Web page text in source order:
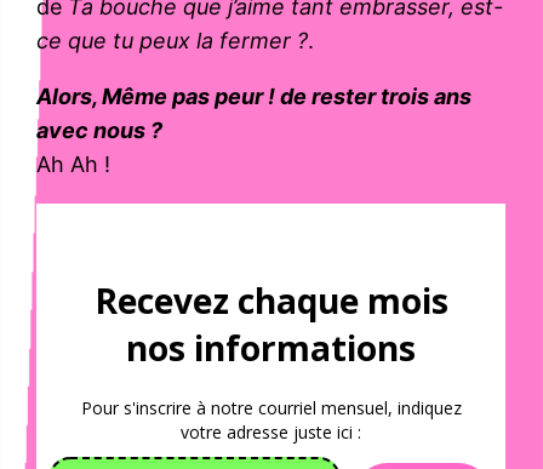
de Ta bouche que j’aime tant embrasser, est-
ce que tu peux la fermer ?.
Alors, Même pas peur ! de rester trois ans
avec nous ?
Ah Ah !